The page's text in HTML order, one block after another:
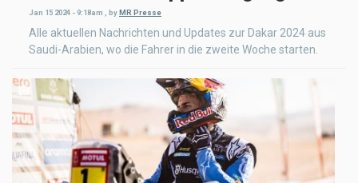
Jan 15 2024 - 9:18am , byMR Presse
Alle aktuellen Nachrichten und Updates zur Dakar 2024 aus
Saudi-Arabien, wo die Fahrer in die zweite Woche starten.